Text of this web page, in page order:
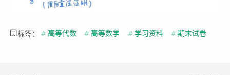
标签： # 高等代数 # 高等数学 # 学习资料 # 期末试卷